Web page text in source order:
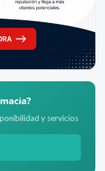
y servicios